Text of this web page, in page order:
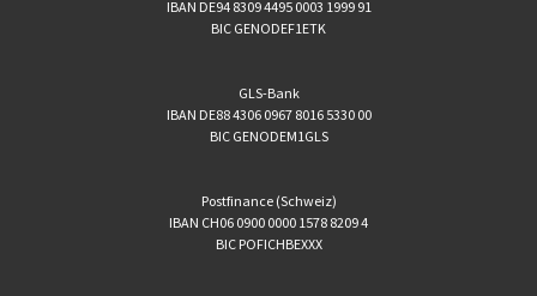
IBAN DE94 8309 4495 0003 1999 91
BIC GENODEF1ETK
GLS-Bank
IBAN DE88 4306 0967 8016 5330 00
BIC GENODEM1GLS
Postfinance (Schweiz)
IBAN CH06 0900 0000 1578 8209 4
BIC POFICHBEXXX